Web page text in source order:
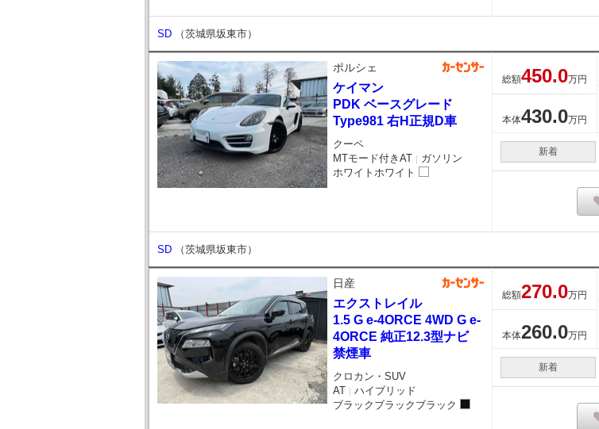
SD （茨城県坂東市）
ポルシェ
ケイマン
PDK ベースグレード
Type981 右H正規D車
クーペ
MTモード付きAT ｜ ガソリン
ホワイトホワイト
総額450.0万円
本体430.0万円
新着
SD （茨城県坂東市）
日産
エクストレイル
1.5 G e-4ORCE 4WD G e-
4ORCE 純正12.3型ナビ
禁煙車
クロカン・SUV
AT ｜ ハイブリッド
ブラックブラックブラック
総額270.0万円
本体260.0万円
新着